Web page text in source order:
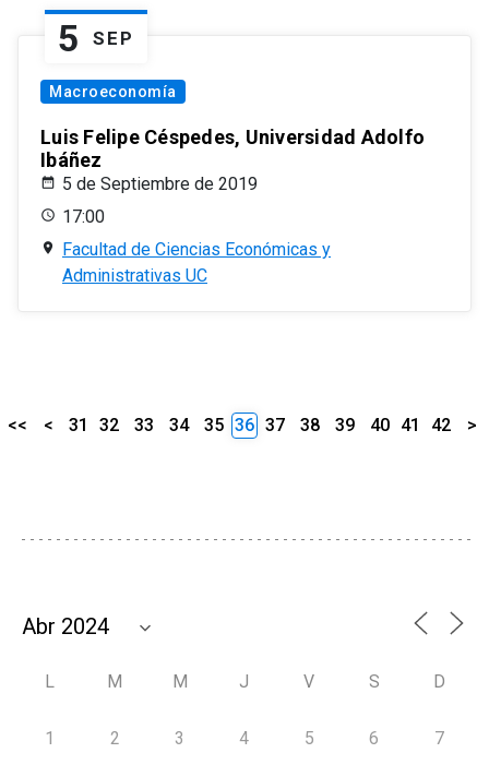
5 SEP
Macroeconomía
Luis Felipe Céspedes, Universidad Adolfo
Ibáñez
5 de Septiembre de 2019
17:00
Facultad de Ciencias Económicas y
Administrativas UC
<< < 31 32 33 34 35 36 37 38 39 40 41 42 >
L M M J V S D
1 2 3 4 5 6 7